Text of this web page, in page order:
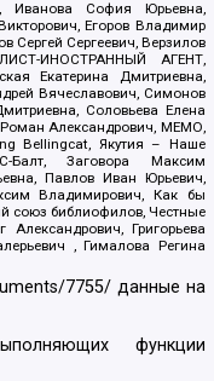
Иванова София Юрьевна,
Егоров Владимир
Сергей Сергеевич, Верзилов
ИНОСТРАННЫЙ АГЕНТ,
Екатерина Дмитриевна,
Вячеславович, Симонов
Соловьева Елена
Александрович, МЕМО,
Bellingcat, Якутия – Наше
Заговора Максим
Павлов Иван Юрьевич,
Владимирович, Как бы
союз библиофилов, Честные
Григорьева
, Гималова Регина
7755/ данные на
функции